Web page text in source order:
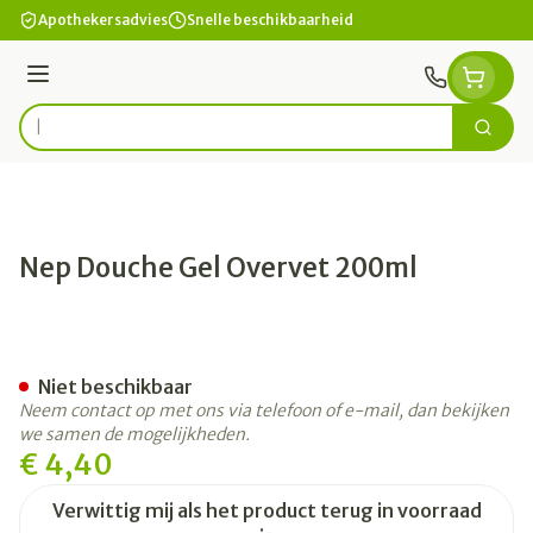
Ga naar de inhoud
Apothekersadvies Snelle beschikbaarheid
Menu
Product, merk, categorie... Zoek
Nep Douche Gel Overvet 200ml
€ 4,40
Verwittig mij als het product terug in voorraad
Niet beschikbaar
Neem contact op met ons via telefoon of e-mail, dan bekijken
we samen de mogelijkheden.